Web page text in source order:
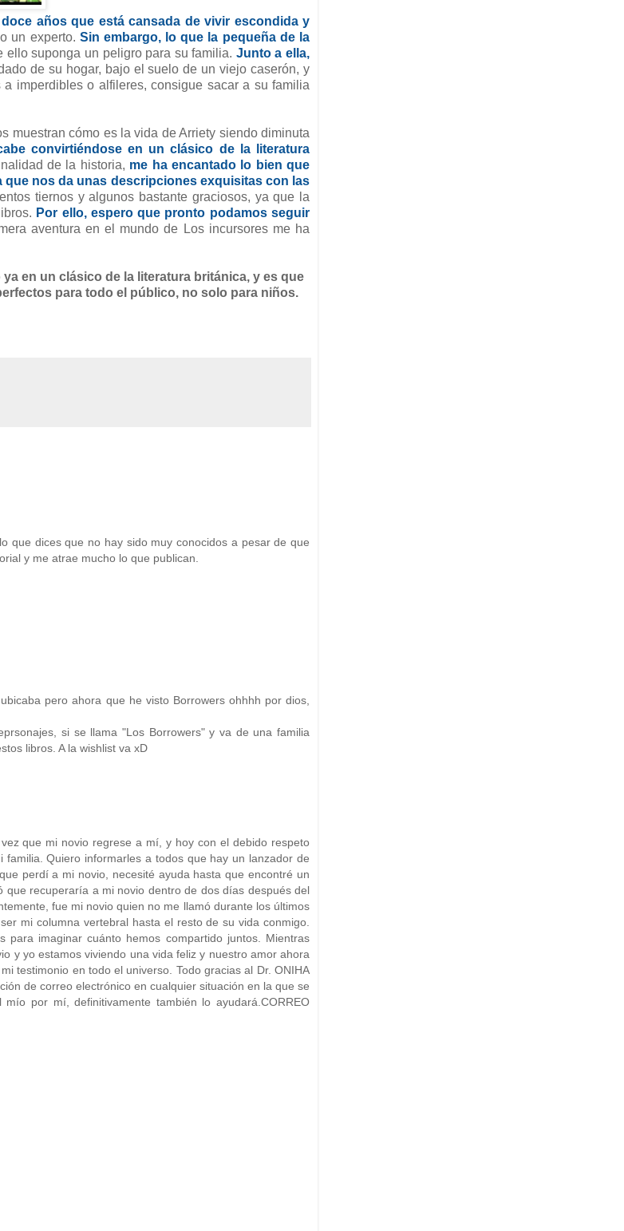
años que está cansada de vivir escondida y
un experto. Sin embargo, lo que la pequeña de la
ello suponga un peligro para su familia. Junto a ella,
de su hogar, bajo el suelo de un viejo caserón, y
imperdibles o alfileres, consigue sacar a su familia
muestran cómo es la vida de Arriety siendo diminuta
convirtiéndose en un clásico de la literatura
de la historia, me ha encantado lo bien que
nos da unas descripciones exquisitas con las
tiernos y algunos bastante graciosos, ya que la
Por ello, espero que pronto podamos seguir
aventura en el mundo de Los incursores me ha
en un clásico de la literatura británica, y es que
para todo el público, no solo para niños.
que dices que no hay sido muy conocidos a pesar de que
y me atrae mucho lo que publican.
pero ahora que he visto Borrowers ohhhh por dios,
si se llama "Los Borrowers" y va de una familia
libros. A la wishlist va xD
que mi novio regrese a mí, y hoy con el debido respeto
Quiero informarles a todos que hay un lanzador de
perdí a mi novio, necesité ayuda hasta que encontré un
recuperaría a mi novio dentro de dos días después del
fue mi novio quien no me llamó durante los últimos
mi columna vertebral hasta el resto de su vida conmigo.
imaginar cuánto hemos compartido juntos. Mientras
y yo estamos viviendo una vida feliz y nuestro amor ahora
testimonio en todo el universo. Todo gracias al Dr. ONIHA
de correo electrónico en cualquier situación en la que se
por mí, definitivamente también lo ayudará.CORREO